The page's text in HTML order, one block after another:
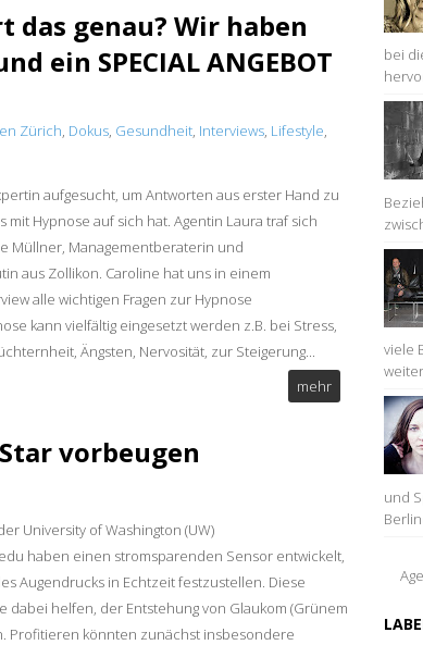
genau? Wir haben
ein SPECIAL ANGEBOT
Zürich Dokus Gesundheit Interviews Lifestyle
aufgesucht, um Antworten aus erster Hand zu
mit Hypnose auf sich hat. Agentin Laura traf sich
Müllner, Managementberaterin und
aus Zollikon. Caroline hat uns in einem
alle wichtigen Fragen zur Hypnose
kann vielfältig eingesetzt werden z.B. bei Stress,
Ängsten, Nervosität, zur Steigerung...
mehr
vorbeugen
University of Washington (UW)
haben einen stromsparenden Sensor entwickelt,
Augendrucks in Echtzeit festzustellen. Diese
dabei helfen, der Entstehung von Glaukom (Grünem
Profitieren könnten zunächst insbesondere
bei
viele
und